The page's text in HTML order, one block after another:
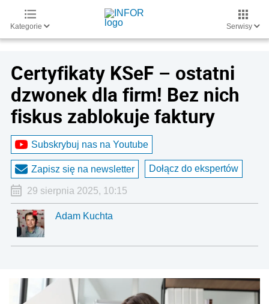
Kategorie Serwisy
Certyfikaty KSeF – ostatni
dzwonek dla firm! Bez nich
fiskus zablokuje faktury
Subskrybuj nas na Youtube
Zapisz się na newsletter Dołącz do ekspertów
29 sierpnia 2025, 10:15
Adam Kuchta